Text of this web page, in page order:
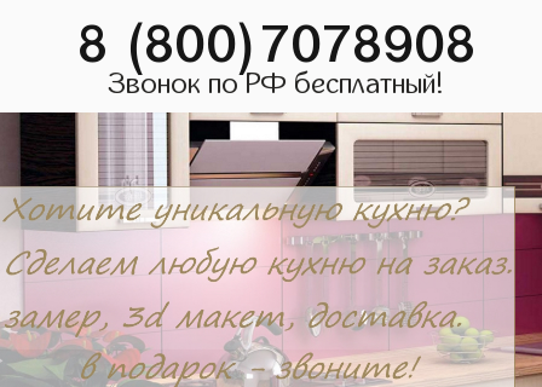
8 (800)7078908
Звонок по РФ бесплатный!